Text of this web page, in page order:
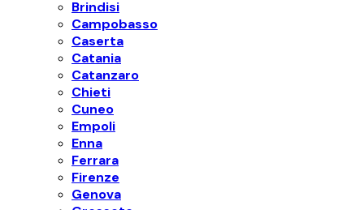
Brindisi
Campobasso
Caserta
Catania
Catanzaro
Chieti
Cuneo
Empoli
Enna
Ferrara
Firenze
Genova